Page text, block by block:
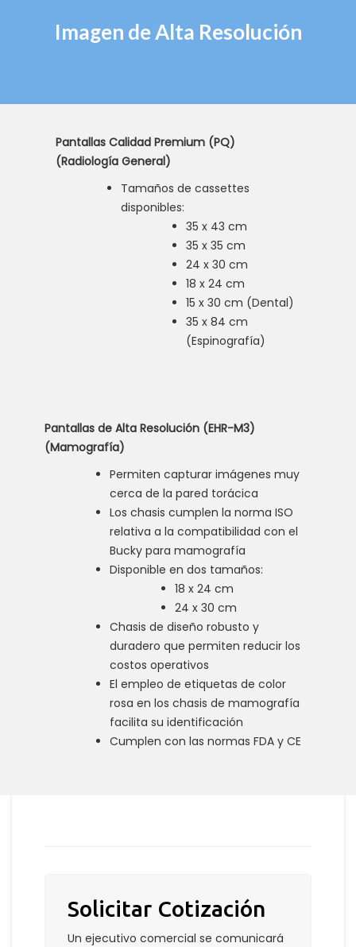
Imagen de Alta Resolución
Pantallas Calidad Premium (PQ)
(Radiología General)
Tamaños de cassettes
disponibles:
35 x 43 cm
35 x 35 cm
24 x 30 cm
18 x 24 cm
15 x 30 cm (Dental)
35 x 84 cm
(Espinografía)
Pantallas de Alta Resolución (EHR-M3)
(Mamografía)
Permiten capturar imágenes muy
cerca de la pared torácica
Los chasis cumplen la norma ISO
relativa a la compatibilidad con el
Bucky para mamografía
Disponible en dos tamaños:
18 x 24 cm
24 x 30 cm
Chasis de diseño robusto y
duradero que permiten reducir los
costos operativos
El empleo de etiquetas de color
rosa en los chasis de mamografía
facilita su identificación
Cumplen con las normas FDA y CE
Solicitar Cotización
Un ejecutivo comercial se comunicará